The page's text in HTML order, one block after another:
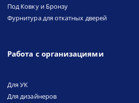
Под Ковку и Бронзу
Фурнитура для откатных дверей
Работа с организациями
Для УК
Для дизайнеров